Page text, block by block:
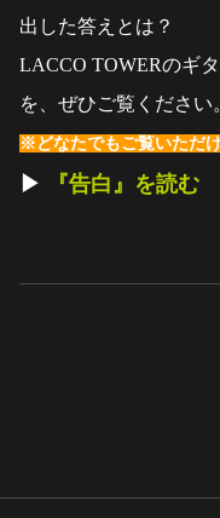
出した答えとは？
LACCO TOWERのギ
を、ぜひご覧ください
※どなたでもご覧いただけ
▶︎ 『告白』を読む